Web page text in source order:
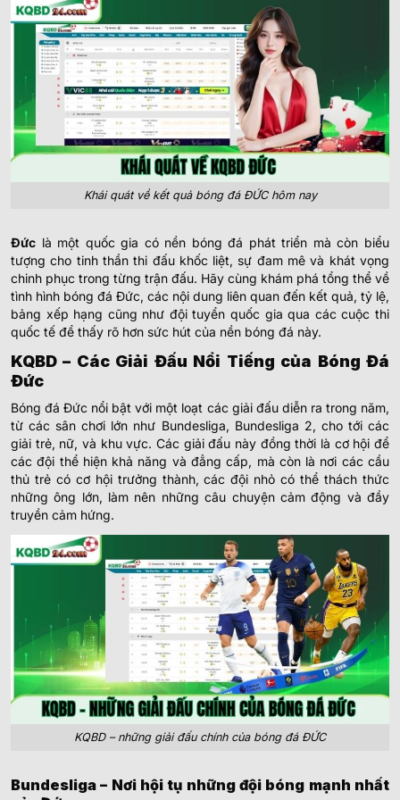
Khái quát về kết quả bóng đá ĐỨC hôm nay
Đức là một quốc gia có nền bóng đá phát triển mà còn biểu
tượng cho tinh thần thi đấu khốc liệt, sự đam mê và khát vọng
chinh phục trong từng trận đấu. Hãy cùng khám phá tổng thể về
tình hình bóng đá Đức, các nội dung liên quan đến kết quả, tỷ lệ,
bảng xếp hạng cũng như đội tuyển quốc gia qua các cuộc thi
quốc tế để thấy rõ hơn sức hút của nền bóng đá này.
KQBD – Các Giải Đấu Nổi Tiếng của Bóng Đá
Đức
Bóng đá Đức nổi bật với một loạt các giải đấu diễn ra trong năm,
từ các sân chơi lớn như Bundesliga, Bundesliga 2, cho tới các
giải trẻ, nữ, và khu vực. Các giải đấu này đồng thời là cơ hội để
các đội thể hiện khả năng và đẳng cấp, mà còn là nơi các cầu
thủ trẻ có cơ hội trưởng thành, các đội nhỏ có thể thách thức
những ông lớn, làm nên những câu chuyện cảm động và đầy
truyền cảm hứng.
KQBD – những giải đấu chính của bóng đá ĐỨC
Bundesliga – Nơi hội tụ những đội bóng mạnh nhất